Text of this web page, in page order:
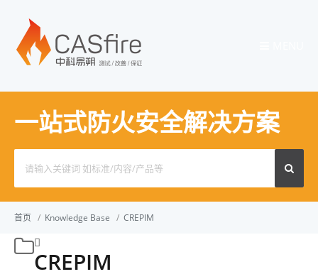
一站式防火安全解决方案
for:
首页 / Knowledge Base / CREPIM
CREPIM